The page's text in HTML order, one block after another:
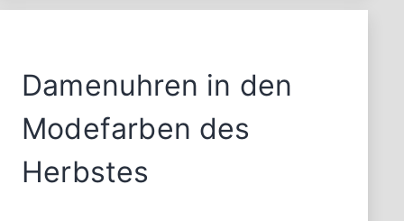
Damenuhren in den
Modefarben des
Herbstes